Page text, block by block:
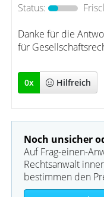
Status:
Danke für die
für
0x Hilfreich
Noch unsicher
Auf Frag-einen-
Rechtsanwalt
bestimmen den